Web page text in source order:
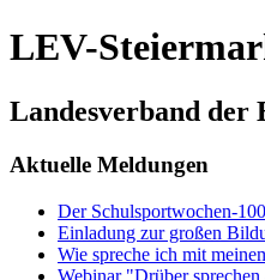
LEV-
Landesverband der
Aktuelle Meldungen
Der Schulsportwochen-
Einladung zur großen
Wie spreche ich mit
Webinar "Drüber